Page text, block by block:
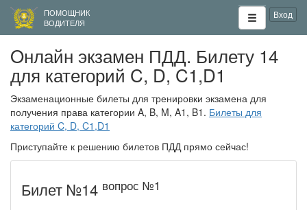
ПОМОЩНИК
ВОДИТЕЛЯ
Вход
Oнлайн экзамен ПДД. Билету 14
для категорий C, D, C1,D1
Экзаменационные билеты для тренировки экзамена для
получения права категории A, B, M, A1, B1. Билеты для
категорий C, D, C1,D1
Приступайте к решению билетов ПДД прямо сейчас!
Билет №14 вопрос №1